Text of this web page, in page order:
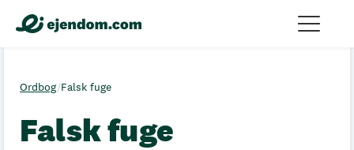
Ordbog/Falsk fuge
Falsk fuge